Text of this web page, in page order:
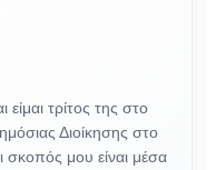
τρίτος της στο
Διοίκησης στο
μου είναι μέσα